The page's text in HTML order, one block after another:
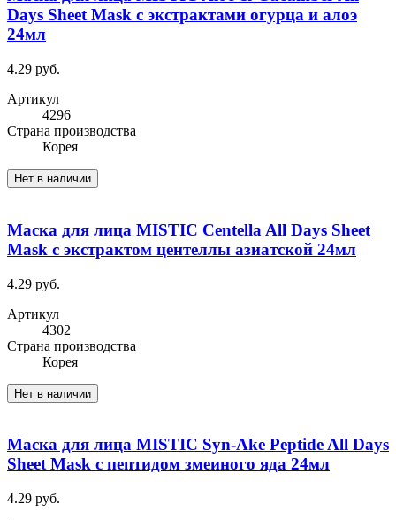
Days Sheet Mask с экстрактами огурца и алоэ
24мл
4.29 руб.
Артикул
4296
Cтрана производства
Корея
Нет в наличии
Маска для лица MISTIC Centella All Days Sheet
Mask с экстрактом цeнтеллы азиатской 24мл
4.29 руб.
Артикул
4302
Cтрана производства
Корея
Нет в наличии
Маска для лица MISTIC Syn-Ake Peptide All Days
Sheet Mask с пептидом змеиного яда 24мл
4.29 руб.